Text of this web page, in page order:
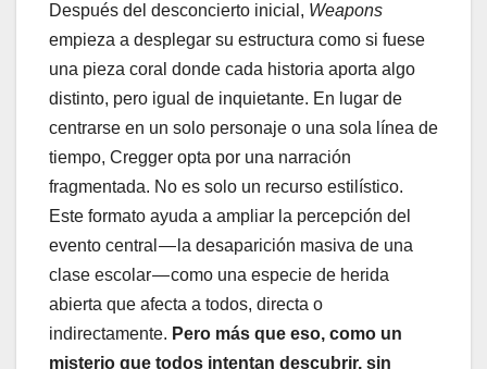
Después del desconcierto inicial, Weapons
empieza a desplegar su estructura como si fuese
una pieza coral donde cada historia aporta algo
distinto, pero igual de inquietante. En lugar de
centrarse en un solo personaje o una sola línea de
tiempo, Cregger opta por una narración
fragmentada. No es solo un recurso estilístico.
Este formato ayuda a ampliar la percepción del
evento central — la desaparición masiva de una
clase escolar — como una especie de herida
abierta que afecta a todos, directa o
indirectamente. Pero más que eso, como un
misterio que todos intentan descubrir, sin